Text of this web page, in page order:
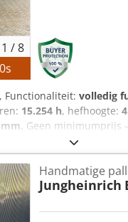
1 /8
s
, Functionaliteit: volledig
15.254 h, hefhoogte:
, Geen minimumprijs
Vrije heffhoogte:
Triplex
Hydraulische
Triplex-hefmast met
SL9789SP
Handmatige
Jungheinrich